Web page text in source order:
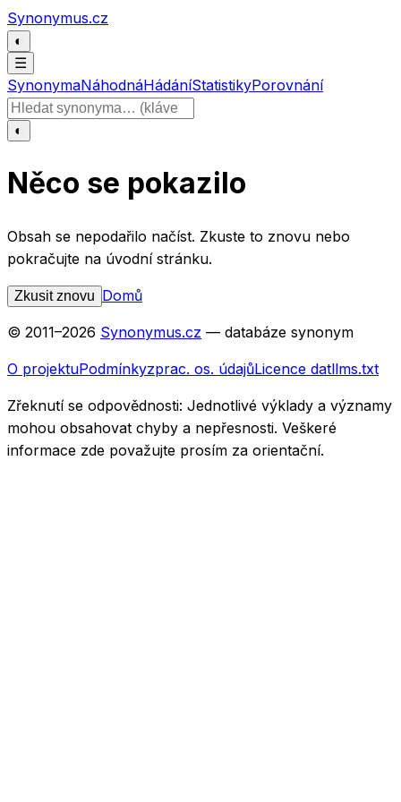
Přeskočit na obsah
Synonymus.cz
◐
☰
SynonymaNáhodnáHádáníStatistikyPorovnání
Hledat slovo
◐
Něco se pokazilo
Obsah se nepodařilo načíst. Zkuste to znovu nebo
pokračujte na úvodní stránku.
Zkusit znovu Domů
© 2011–2026 Synonymus.cz — databáze synonym
O projektuPodmínkyzprac. os. údajůLicence datllms.txt
Zřeknutí se odpovědnosti: Jednotlivé výklady a významy
mohou obsahovat chyby a nepřesnosti. Veškeré
informace zde považujte prosím za orientační.